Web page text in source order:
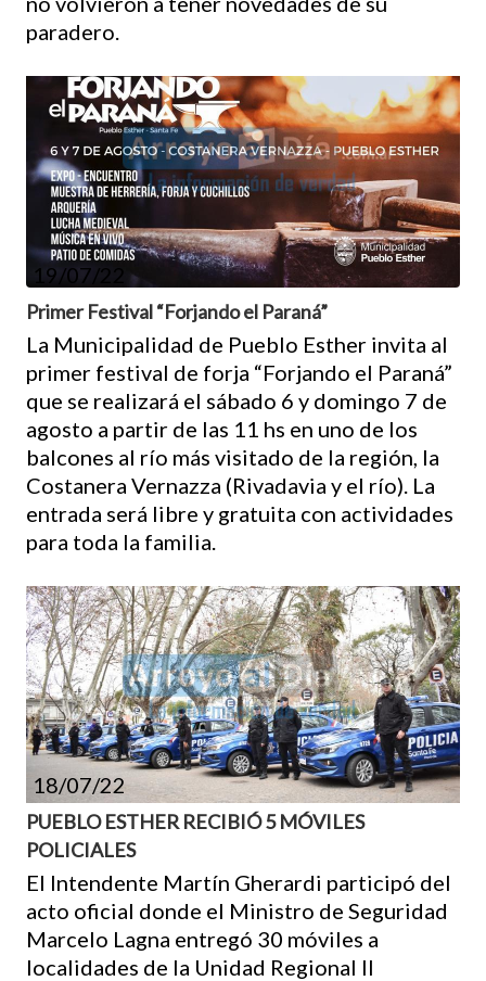
paradero.
19/07/22
Primer Festival “Forjando el Paraná”
La Municipalidad de Pueblo Esther invita al
primer festival de forja “Forjando el Paraná”
que se realizará el sábado 6 y domingo 7 de
agosto a partir de las 11 hs en uno de los
balcones al río más visitado de la región, la
Costanera Vernazza (Rivadavia y el río). La
entrada será libre y gratuita con actividades
para toda la familia.
18/07/22
PUEBLO ESTHER RECIBIÓ 5 MÓVILES
POLICIALES
El Intendente Martín Gherardi participó del
acto oficial donde el Ministro de Seguridad
Marcelo Lagna entregó 30 móviles a
localidades de la Unidad Regional II